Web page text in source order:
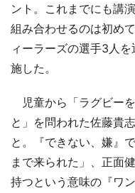
ント。これまでにも講
組み合わせるのは初め
ィーラーズの選手3人
施した。
児童から「ラグビー
と」を問われた佐藤貴
と。『できない、嫌』
まで来られた」、正面
持つという意味の『ワ